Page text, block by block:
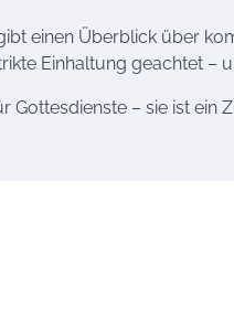
einen Überblick über
Einhaltung geachtet –
Gottesdienste – sie ist ein